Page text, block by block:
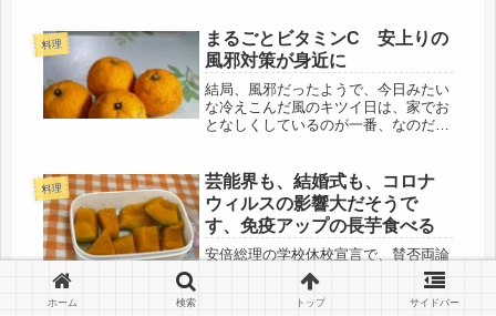
料理
まるごとビタミンC 安上りの
風邪対策が身近に
結局、風邪だったようで、今日みたい
な冷えこんだ風のキツイ日は、家でお
となしくしているのが一番、なのだけ
い。まずは、風邪対応の食事の買い出
し。そして、身体を鍛えるのも、結局
は、己...
料理
芸能界も、結婚式も、コロナ
ウィルスの影響大だそうで
す、免疫アップの長芋食べる
安倍総理の学校休校宣言で、賛否両論
が出てますね。いきなりでしたから。
まあ、事前に各省庁を通して、ああし
て、こうして・・・だと、期を逃すと
ホーム 検索 トップ サイドバー